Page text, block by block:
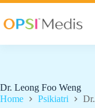
Dr. Leong Foo Weng
Home
Psikiatri